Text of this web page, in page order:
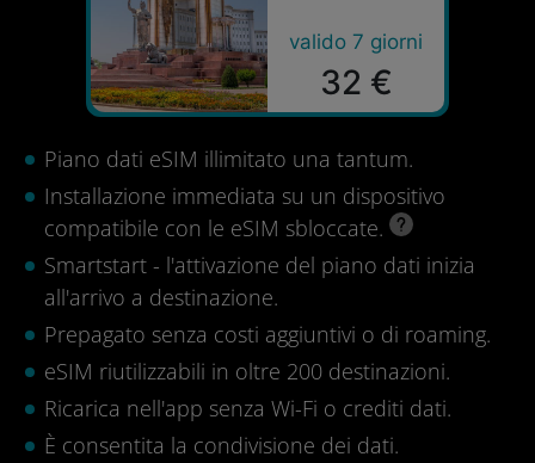
valido 7 giorni
32 €
Piano dati eSIM illimitato una tantum.
Installazione immediata su un dispositivo
compatibile con le eSIM sbloccate.
Smartstart - l'attivazione del piano dati inizia
all'arrivo a destinazione.
Prepagato senza costi aggiuntivi o di roaming.
eSIM riutilizzabili in oltre 200 destinazioni.
Ricarica nell'app senza Wi-Fi o crediti dati.
È consentita la condivisione dei dati.